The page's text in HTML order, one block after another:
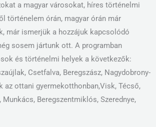
a magyar városokat, híres történelmi
történelem órán, magyar órán már
már ismerjük a hozzájuk kapcsolódó
sosem jártunk ott. A programban
és történelmi helyek a következők:
Csetfalva, Beregszász, Nagydobrony-
az ottani gyermekotthonban,Visk, Técső,
Beregszentmiklós, Szerednye,